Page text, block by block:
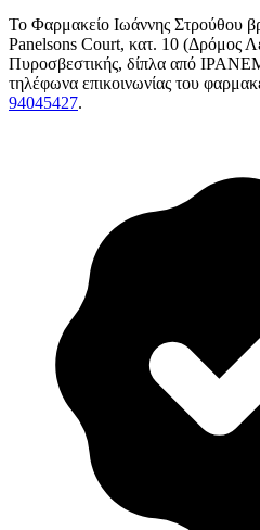
Το Φαρμακείο Ιωάννης Στρούθου
Panelsons Court, κατ. 10 (Δρόμος
Πυροσβεστικής, δίπλα από
τηλέφωνα επικοινωνίας του
94045427.